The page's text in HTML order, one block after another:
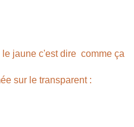
le jaune c'est dire comme ça
sur le transparent :